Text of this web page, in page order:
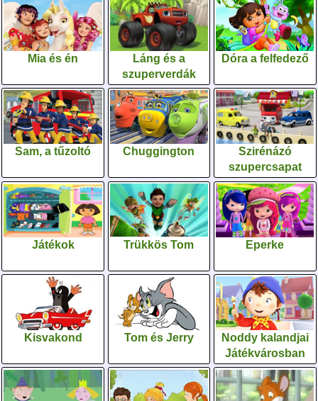
Mia és én
Láng és a
szuperverdák
Dóra a felfedező
Sam, a tűzoltó Chuggington
Szirénázó
szupercsapat
Játékok Trükkös Tom Eperke
Kisvakond Tom és Jerry
Noddy kalandjai
Játékvárosban